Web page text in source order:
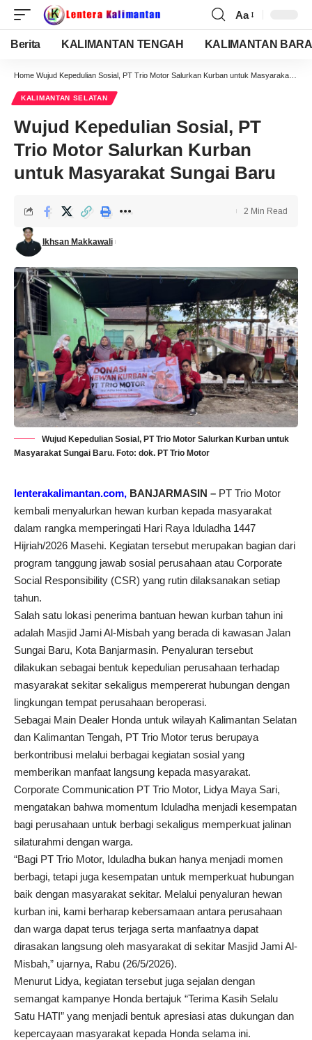
Aa
Berita KALIMANTAN TENGAH KALIMANTAN
Home Wujud Kepedulian Sosial, PT Trio Motor Salurkan Kurban untuk Masyarakat Sungai Baru
KALIMANTAN SELATAN
Wujud Kepedulian Sosial, PT
Trio Motor Salurkan Kurban
untuk Masyarakat Sungai Baru
Ikhsan Makkawali
2 Min Read
Wujud Kepedulian Sosial, PT Trio Motor Salurkan Kurban untuk
Masyarakat Sungai Baru. Foto: dok. PT Trio Motor
lenterakalimantan.com, BANJARMASIN – PT Trio Motor
kembali menyalurkan hewan kurban kepada masyarakat
dalam rangka memperingati Hari Raya Iduladha 1447
Hijriah/2026 Masehi. Kegiatan tersebut merupakan bagian dari
program tanggung jawab sosial perusahaan atau Corporate
Social Responsibility (CSR) yang rutin dilaksanakan setiap
tahun.
Salah satu lokasi penerima bantuan hewan kurban tahun ini
adalah Masjid Jami Al-Misbah yang berada di kawasan Jalan
Sungai Baru, Kota Banjarmasin. Penyaluran tersebut
dilakukan sebagai bentuk kepedulian perusahaan terhadap
masyarakat sekitar sekaligus mempererat hubungan dengan
lingkungan tempat perusahaan beroperasi.
Sebagai Main Dealer Honda untuk wilayah Kalimantan Selatan
dan Kalimantan Tengah, PT Trio Motor terus berupaya
berkontribusi melalui berbagai kegiatan sosial yang
memberikan manfaat langsung kepada masyarakat.
Corporate Communication PT Trio Motor, Lidya Maya Sari,
mengatakan bahwa momentum Iduladha menjadi kesempatan
bagi perusahaan untuk berbagi sekaligus memperkuat jalinan
silaturahmi dengan warga.
“Bagi PT Trio Motor, Iduladha bukan hanya menjadi momen
berbagi, tetapi juga kesempatan untuk memperkuat hubungan
baik dengan masyarakat sekitar. Melalui penyaluran hewan
kurban ini, kami berharap kebersamaan antara perusahaan
dan warga dapat terus terjaga serta manfaatnya dapat
dirasakan langsung oleh masyarakat di sekitar Masjid Jami Al-
Misbah,” ujarnya, Rabu (26/5/2026).
Menurut Lidya, kegiatan tersebut juga sejalan dengan
semangat kampanye Honda bertajuk “Terima Kasih Selalu
Satu HATI” yang menjadi bentuk apresiasi atas dukungan dan
kepercayaan masyarakat kepada Honda selama ini.